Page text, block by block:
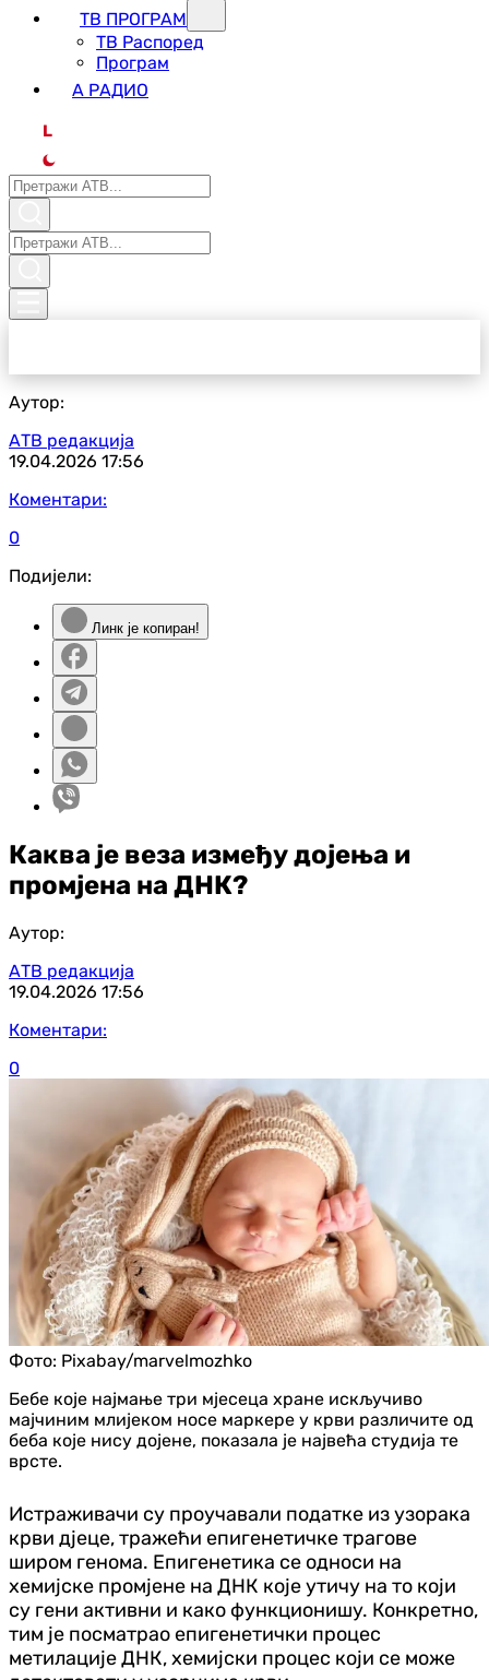
ТВ ПРОГРАМ
ТВ Распоред
Програм
А РАДИО
L
Аутор:
АТВ редакција
19.04.2026 17:56
Коментари:
0
Подијели:
Линк је копиран!
Каква је веза између дојења и
промјена на ДНК?
Аутор:
АТВ редакција
19.04.2026 17:56
Коментари:
0
Фото: Pixabay/marvelmozhko
Бебе које најмање три мјесеца хране искључиво
мајчиним млијеком носе маркере у крви различите од
беба које нису дојене, показала је највећа студија те
врсте.
Истраживачи су проучавали податке из узорака
крви дјеце, тражећи епигенетичке трагове
широм генома. Епигенетика се односи на
хемијске промјене на ДНК које утичу на то који
су гени активни и како функционишу. Конкретно,
тим је посматрао епигенетички процес
метилације ДНК, хемијски процес који се може